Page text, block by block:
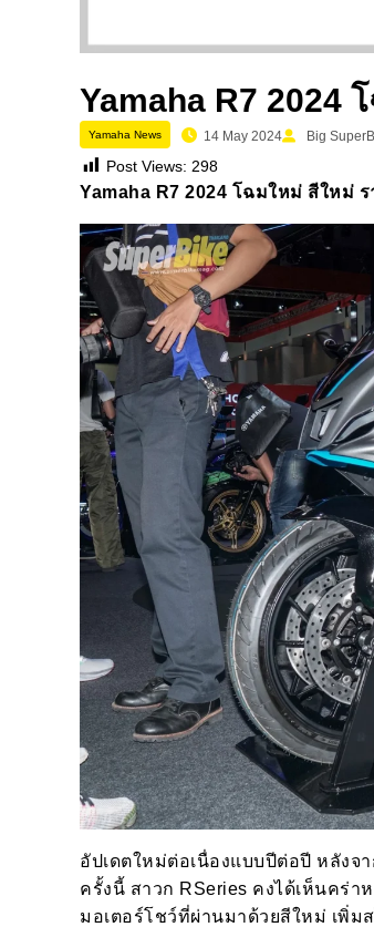
Yamaha R7 2024
Yamaha News 14 May 2024 Big
Post Views: 298
Yamaha R7 2024 โฉมใหม่ สีใหม่ ร
อัปเดตใหม่ต่อเนื่องแบบปีต่อปี หลังจ
ครั้งนี้ สาวก RSeries คงได้เห็นคร่
มอเตอร์โชว์ที่ผ่านมาด้วยสีใหม่ เพิ่ม